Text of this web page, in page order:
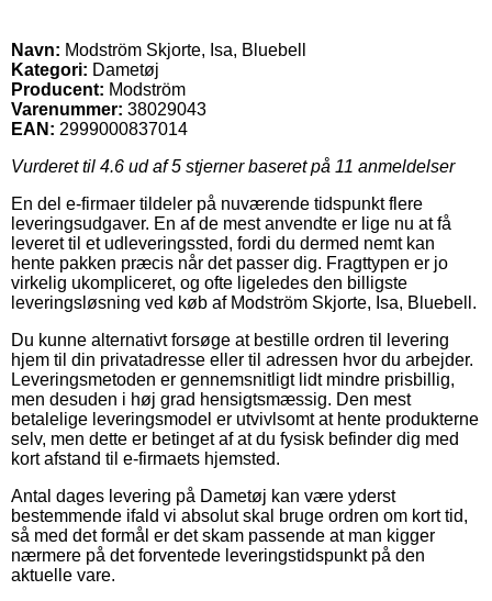
Navn: Modström Skjorte, Isa, Bluebell
Kategori: Dametøj
Producent: Modström
Varenummer: 38029043
EAN: 2999000837014
Vurderet til 4.6 ud af 5 stjerner baseret på 11 anmeldelser
En del e-firmaer tildeler på nuværende tidspunkt flere
leveringsudgaver. En af de mest anvendte er lige nu at få
leveret til et udleveringssted, fordi du dermed nemt kan
hente pakken præcis når det passer dig. Fragttypen er jo
virkelig ukompliceret, og ofte ligeledes den billigste
leveringsløsning ved køb af Modström Skjorte, Isa, Bluebell.
Du kunne alternativt forsøge at bestille ordren til levering
hjem til din privatadresse eller til adressen hvor du arbejder.
Leveringsmetoden er gennemsnitligt lidt mindre prisbillig,
men desuden i høj grad hensigtsmæssig. Den mest
betalelige leveringsmodel er utvivlsomt at hente produkterne
selv, men dette er betinget af at du fysisk befinder dig med
kort afstand til e-firmaets hjemsted.
Antal dages levering på Dametøj kan være yderst
bestemmende ifald vi absolut skal bruge ordren om kort tid,
så med det formål er det skam passende at man kigger
nærmere på det forventede leveringstidspunkt på den
aktuelle vare.